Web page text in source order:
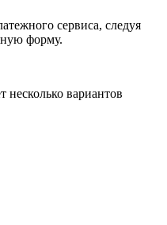
сервиса, следуя
форму.
несколько вариантов